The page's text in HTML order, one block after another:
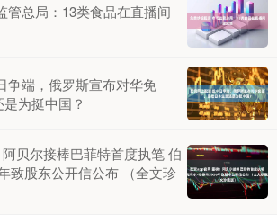
管总局：13类食品在直播间
争端，俄罗斯宣布对华免
为挺中国？
贝尔接棒巴菲特首度执笔 伯
致股东公开信公布 （全文珍